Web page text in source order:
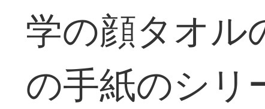
学の顔タオル
の手紙のシリ